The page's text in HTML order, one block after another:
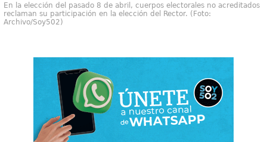
En la elección del pasado 8 de abril, cuerpos electorales no acreditados
reclaman su participación en la elección del Rector. (Foto:
Archivo/Soy502)